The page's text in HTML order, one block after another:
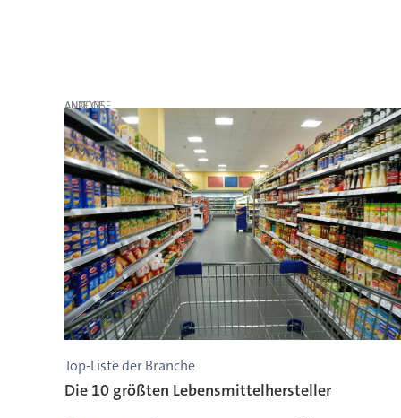
ANZEIGE
Top-Liste der Branche
Die 10 größten Lebensmittelhersteller